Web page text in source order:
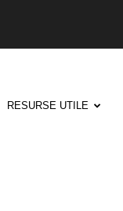
RESURSE UTILE